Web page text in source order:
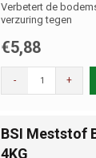
Verbetert de
verzuring tegen
€5,88
- +
BSI Meststof
4KG